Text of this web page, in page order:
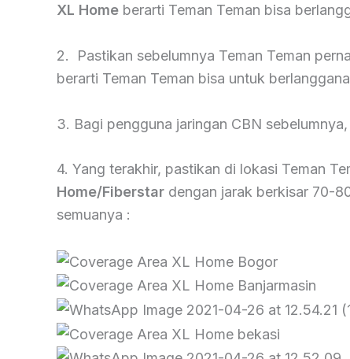
XL Home berarti Teman Teman bisa
2. Pastikan sebelumnya Teman Teman
berarti Teman Teman bisa untuk
3. Bagi pengguna jaringan CBN
4. Yang terakhir, pastikan di lokasi Teman
Home/Fiberstar dengan jarak berkisar 70-
semuanya :